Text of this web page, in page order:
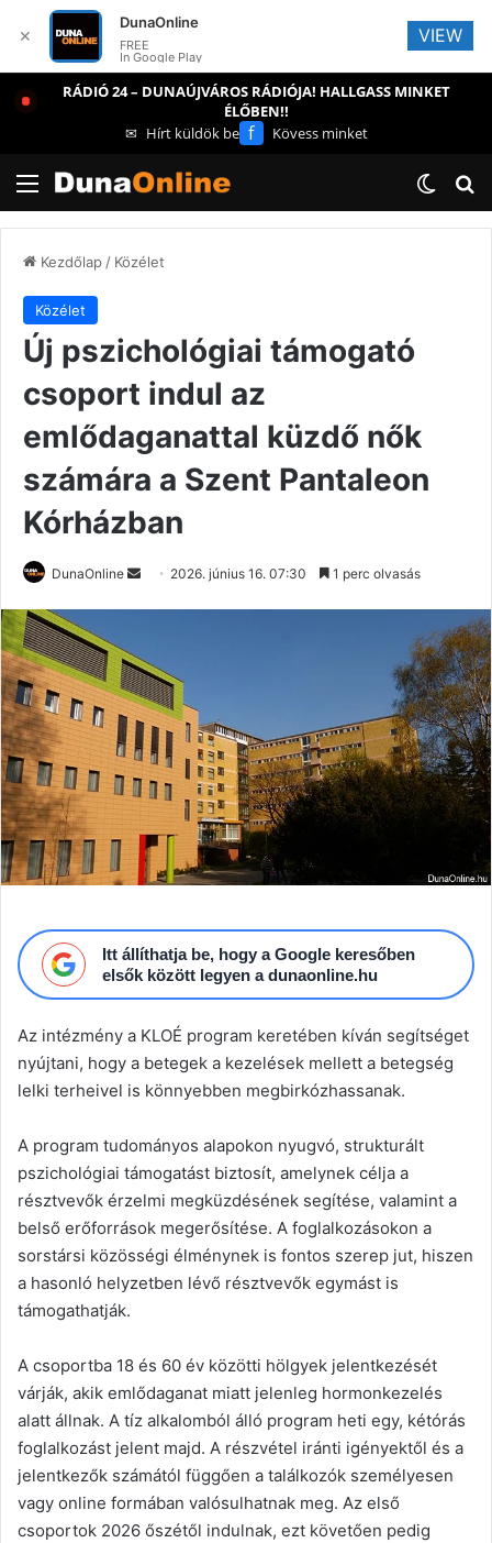
RÁDIÓ 24 – DUNAÚJVÁROS RÁDIÓJA! HALLGASS MINKET
ÉLŐBEN!!
✉ Hírt küldök be f Kövess minket
Menü
Kezdőlap/ Közélet
Közélet
Új pszichológiai támogató
csoport indul az
emlődaganattal küzdő nők
számára a Szent Pantaleon
Kórházban
DunaOnline
Send 2026. június 16. 07:30 1 perc olvasás
Itt állíthatja be, hogy a Google keresőben
elsők között legyen a dunaonline.hu
Az intézmény a KLOÉ program keretében kíván segítséget
nyújtani, hogy a betegek a kezelések mellett a betegség
lelki terheivel is könnyebben megbirkózhassanak.
A program tudományos alapokon nyugvó, strukturált
pszichológiai támogatást biztosít, amelynek célja a
résztvevők érzelmi megküzdésének segítése, valamint a
belső erőforrások megerősítése. A foglalkozásokon a
sorstársi közösségi élménynek is fontos szerep jut, hiszen
a hasonló helyzetben lévő résztvevők egymást is
támogathatják.
A csoportba 18 és 60 év közötti hölgyek jelentkezését
várják, akik emlődaganat miatt jelenleg hormonkezelés
alatt állnak. A tíz alkalomból álló program heti egy, kétórás
foglalkozást jelent majd. A részvétel iránti igényektől és a
jelentkezők számától függően a találkozók személyesen
vagy online formában valósulhatnak meg. Az első
csoportok 2026 őszétől indulnak, ezt követően pedig
✕
DunaOnline
FREE
In Google Play
VIEW